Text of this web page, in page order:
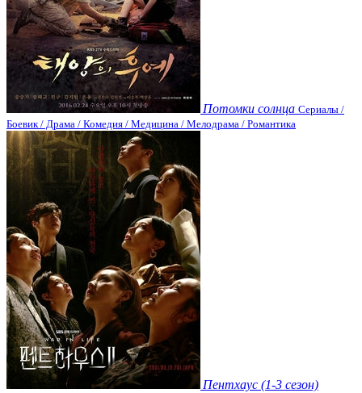
Потомки солнца Сериалы /
Боевик / Драма / Комедия / Медицина / Мелодрама / Романтика
Пентхаус (1-3 сезон)